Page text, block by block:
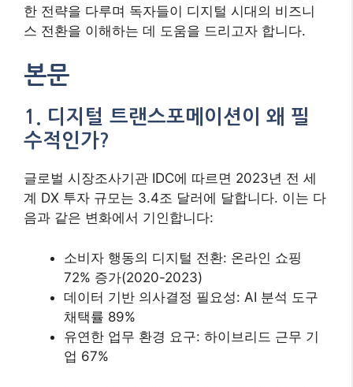
한 전략을 다루며 독자들이 디지털 시대의 비즈니
스 전환을 이해하는 데 도움을 드리고자 합니다.
본문
1. 디지털 트랜스포메이션이 왜 필
수적인가?
글로벌 시장조사기관 IDC에 따르면 2023년 전 세
계 DX 투자 규모는 3.4조 달러에 달합니다. 이는 다
음과 같은 변화에서 기인합니다:
소비자 행동의 디지털 전환: 온라인 쇼핑
72% 증가(2020-2023)
데이터 기반 의사결정 필요성: AI 분석 도구
채택률 89%
유연한 업무 환경 요구: 하이브리드 근무 기
업 67%